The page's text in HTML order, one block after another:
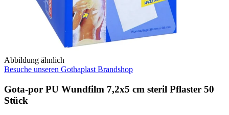
Abbildung ähnlich
Besuche unseren Gothaplast Brandshop
Gota-por PU Wundfilm 7,2x5 cm steril Pflaster 50
Stück